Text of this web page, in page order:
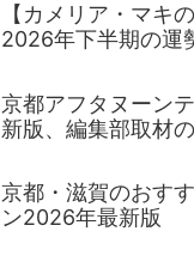
【カメリア・マキ
2026年下半期の運
京都アフタヌーン
新版、編集部取材
京都・滋賀のおす
ン2026年最新版